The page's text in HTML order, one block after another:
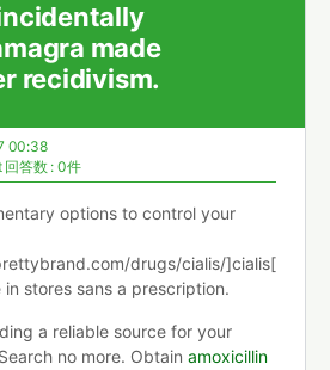
made
recidivism.
00:38
回答数 : 0件
options to control your
drugs/cialis/]cialis[
in stores sans a prescription.
a reliable source for your
no more. Obtain amoxicillin